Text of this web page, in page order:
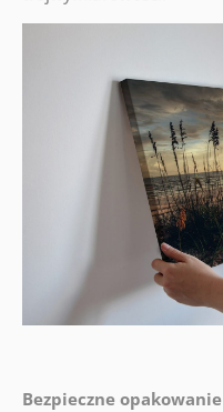
Bezpieczne opakowanie